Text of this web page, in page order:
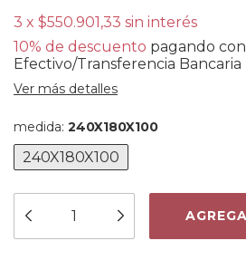
3 x $550.901,33 sin interés
10% de descuento pagando con
Efectivo/Transferencia Bancaria
Ver más detalles
medida: 240X180X100
240X180X100